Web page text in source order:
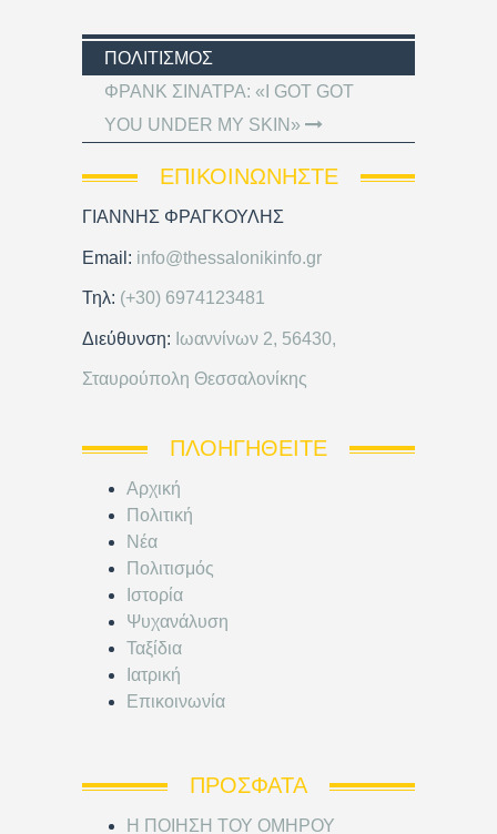
ΠΟΛΙΤΙΣΜΌΣ
ΦΡΑΝΚ ΣΙΝΑΤΡΑ: «I GOT GOT
YOU UNDER MY SKIN»
ΕΠΙΚΟΙΝΩΝΉΣΤΕ
ΓΙΑΝΝΗΣ ΦΡΑΓΚΟΥΛΗΣ
Email: info@thessalonikinfo.gr
Τηλ: (+30) 6974123481
Διεύθυνση: Ιωαννίνων 2, 56430,
Σταυρούπολη Θεσσαλονίκης
ΠΛΟΗΓΗΘΕΊΤΕ
Αρχική
Πολιτική
Νέα
Πολιτισμός
Ιστορία
Ψυχανάλυση
Ταξίδια
Ιατρική
Επικοινωνία
ΠΡΌΣΦΑΤΑ
Η ΠΟΙΗΣΗ ΤΟΥ ΟΜΗΡΟΥ